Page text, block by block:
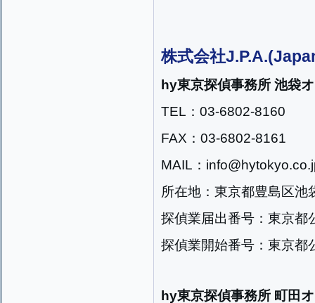
株式会社
hy東京探偵事務所 池袋
TEL：03-6802-8160
FAX：03-6802-8161
MAIL：
所在地：東京都豊島区池
探偵業届出番号：東京
探偵業開始番号：東京
hy東京探偵事務所 町田